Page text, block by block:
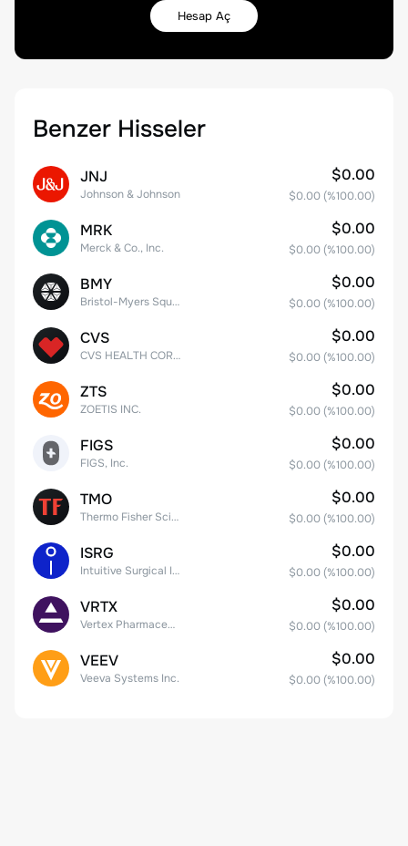
Hesap Aç
Benzer Hisseler
JNJ
Johnson & Johnson
$0.00
$0.00 (%100.00)
MRK
Merck & Co., Inc.
$0.00
$0.00 (%100.00)
BMY
Bristol-Myers Squibb Co.
$0.00
$0.00 (%100.00)
CVS
CVS HEALTH CORPORATION
$0.00
$0.00 (%100.00)
ZTS
ZOETIS INC.
$0.00
$0.00 (%100.00)
FIGS
FIGS, Inc.
$0.00
$0.00 (%100.00)
TMO
Thermo Fisher Scientific, Inc.
$0.00
$0.00 (%100.00)
ISRG
Intuitive Surgical Inc.
$0.00
$0.00 (%100.00)
VRTX
Vertex Pharmaceuticals Inc
$0.00
$0.00 (%100.00)
VEEV
Veeva Systems Inc.
$0.00
$0.00 (%100.00)